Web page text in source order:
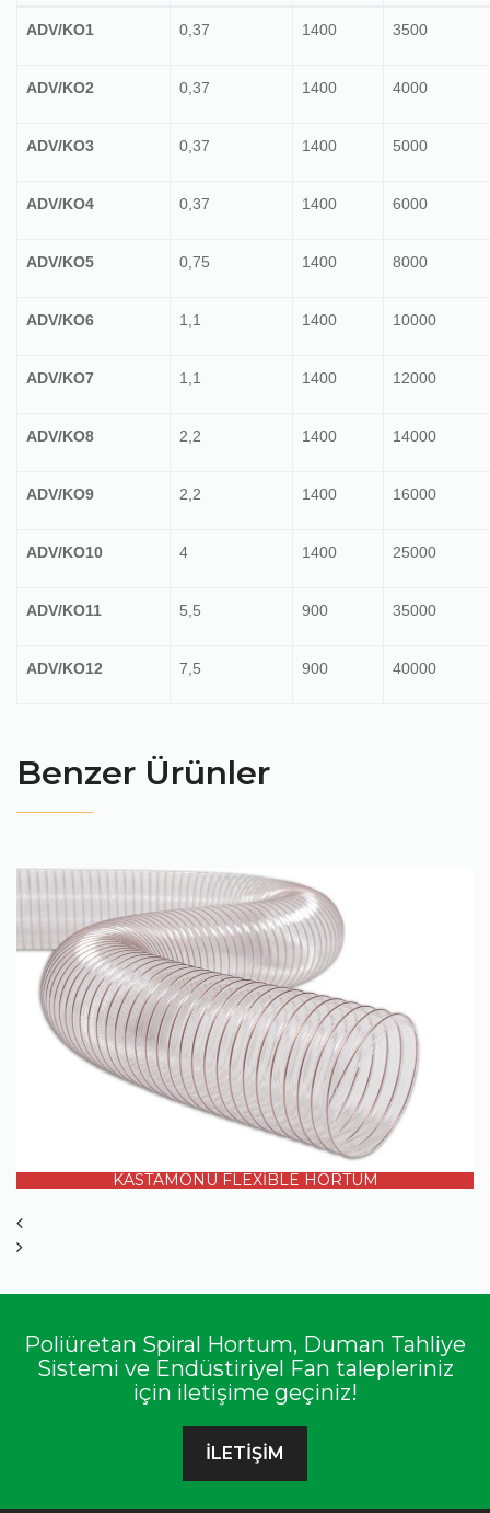
ADV/KO1 0,37 1400 3500
ADV/KO2 0,37 1400 4000
ADV/KO3 0,37 1400 5000
ADV/KO4 0,37 1400 6000
ADV/KO5 0,75 1400 8000
ADV/KO6 1,1 1400 10000
ADV/KO7 1,1 1400 12000
ADV/KO8 2,2 1400 14000
ADV/KO9 2,2 1400 16000
ADV/KO10 4 1400 25000
ADV/KO11 5,5 900 35000
ADV/KO12 7,5 900 40000
Benzer Ürünler
ÜRÜN DETAYI
KASTAMONU FLEXİBLE HORTUM
Poliüretan Spiral Hortum, Duman Tahliye
Sistemi ve Endüstiriyel Fan talepleriniz
için iletişime geçiniz!
İLETİŞİM